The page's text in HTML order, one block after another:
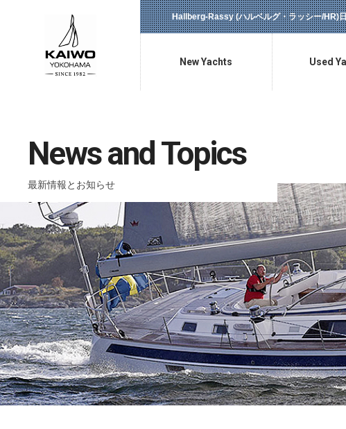
Hallberg-Rassy (ハルベルグ・ラッシー/HR)
New Yachts
新艇情報 Used
中古艇
News and Topics
最新情報とお知らせ